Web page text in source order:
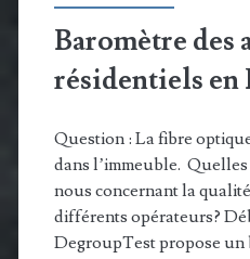
Baromètre des
résidentiels en
Question : La fibre
dans l’immeuble.
nous concernant la
différents opérateurs?
DegroupTest propose un